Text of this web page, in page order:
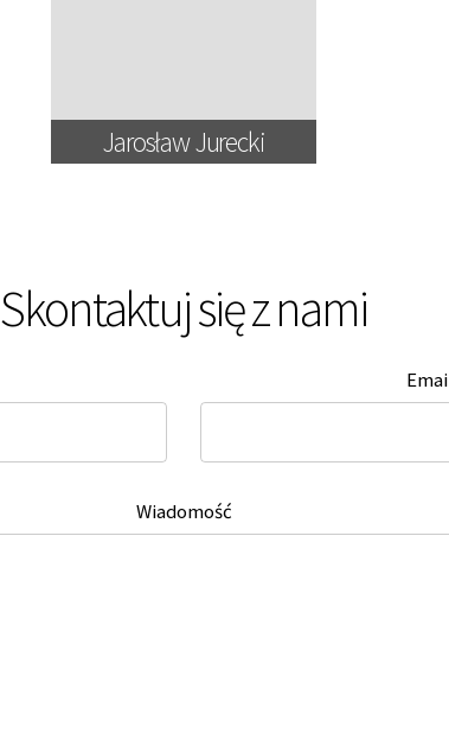
Jarosław Jurecki
Skontaktuj się z nami
Wiadomość